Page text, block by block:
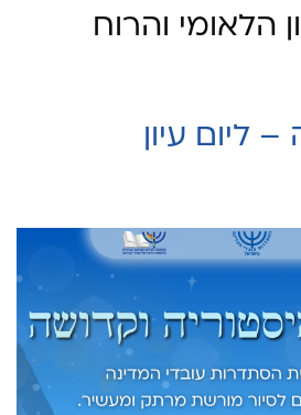
הלאומי והרוח
ליום עיון